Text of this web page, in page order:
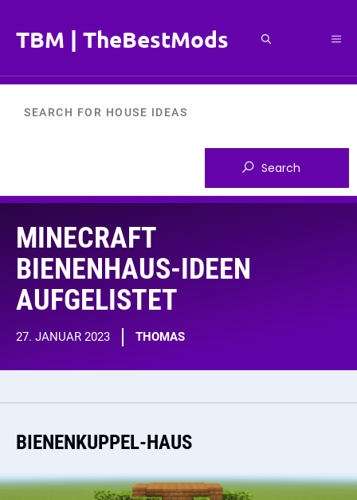
springen
TBM | TheBestMods
MINECRAFT
BIENENHAUS-IDEEN
AUFGELISTET
27. JANUAR 2023 THOMAS
BIENENKUPPEL-HAUS